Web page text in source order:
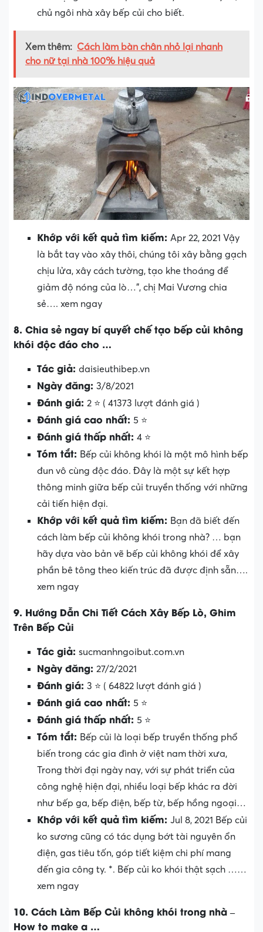
chủ ngôi nhà xây bếp củi cho biết.
Xem thêm: Cách làm bàn chân nhỏ lại nhanh
cho nữ tại nhà 100% hiệu quả
Khớp với kết quả tìm kiếm: Apr 22, 2021 Vậy
là bắt tay vào xây thôi, chúng tôi xây bằng gạch
chịu lửa, xây cách tường, tạo khe thoáng để
giảm độ nóng của lò…”, chị Mai Vương chia
sẻ…. xem ngay
8. Chia sẻ ngay bí quyết chế tạo bếp củi không
khói độc đáo cho …
Tác giả: daisieuthibep.vn
Ngày đăng: 3/8/2021
Đánh giá: 2 ⭐ ( 41373 lượt đánh giá )
Đánh giá cao nhất: 5 ⭐
Đánh giá thấp nhất: 4 ⭐
Tóm tắt: Bếp củi không khói là một mô hình bếp
đun vô cùng độc đáo. Đây là một sự kết hợp
thông minh giữa bếp củi truyền thống với những
cải tiến hiện đại.
Khớp với kết quả tìm kiếm: Bạn đã biết đến
cách làm bếp củi không khói trong nhà? … bạn
hãy dựa vào bản vẽ bếp củi không khói để xây
phần bê tông theo kiến trúc đã được định sẵn….
xem ngay
9. Hướng Dẫn Chi Tiết Cách Xây Bếp Lò, Ghim
Trên Bếp Củi
Tác giả: sucmanhngoibut.com.vn
Ngày đăng: 27/2/2021
Đánh giá: 3 ⭐ ( 64822 lượt đánh giá )
Đánh giá cao nhất: 5 ⭐
Đánh giá thấp nhất: 5 ⭐
Tóm tắt: Bếp củi là loại bếp truyền thống phổ
biến trong các gia đình ở việt nam thời xưa,
Trong thời đại ngày nay, với sự phát triển của
công nghệ hiện đại, nhiều loại bếp khác ra đời
như bếp ga, bếp điện, bếp từ, bếp hồng ngoại…
Khớp với kết quả tìm kiếm: Jul 8, 2021 Bếp củi
ko sương cũng có tác dụng bớt tài nguyên ổn
điện, gas tiêu tốn, góp tiết kiệm chi phí mang
đến gia công ty. *. Bếp củi ko khói thật sạch ……
xem ngay
10. Cách Làm Bếp Củi không khói trong nhà –
How to make a …